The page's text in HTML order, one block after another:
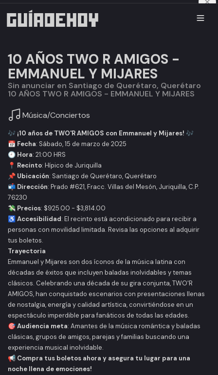
10 AÑOS TWO R AMIGOS -
EMMANUEL Y MIJARES
Sin anunciar en Santiago de Querétaro, Querétaro
10 AÑOS TWO R AMIGOS - EMMANUEL Y MIJARES
Música/Conciertos
🎶 ¡10 años de TWO'R AMIGOS con Emmanuel y Mijares! 🎶
📅 Fecha: Sábado, 15 de marzo de 2025
🕘 Hora: 21:00 HRS
📍 Recinto: Hípico de Juriquilla
📌 Ubicación: Santiago de Querétaro, Querétaro
📬 Dirección: Prado #621, Fracc. Villas del Mesón, Juriquilla, C.P.
76230
💸 Precios: $925.00 - $3,814.00
♿ Accesibilidad: El recinto está acondicionado para recibir a
personas con movilidad limitada. Revisa las opciones al adquirir
tus boletos.
Trayectoria
Emmanuel y Mijares son dos íconos de la música latina con
décadas de éxitos que incluyen baladas inolvidables y temas
clásicos. Celebrando una década de su gira conjunta, TWO'R
AMIGOS, han conquistado escenarios con presentaciones llenas
de nostalgia, energía y calidad artística, convirtiéndose en un
espectáculo imperdible para fanáticos de todas las edades.
🎯Audiencia meta: Amantes de la música romántica y baladas
clásicas, grupos de amigos, parejas y familias buscando una
experiencia musical inolvidable.
📢 Compra tus boletos ahora y asegura tu lugar para una
noche llena de emociones!